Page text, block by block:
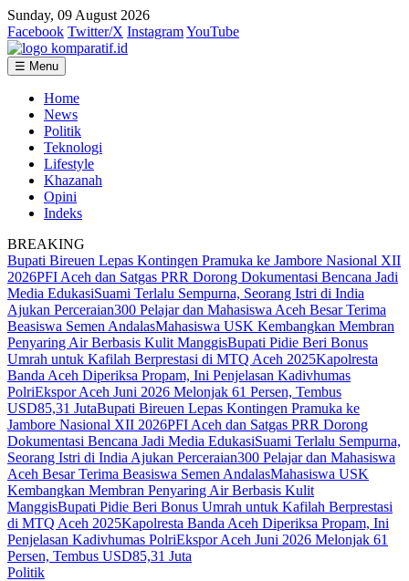
Sunday, 09 August 2026
Facebook Twitter/X InstagramYouTube
☰ Menu
Home
News
Politik
Teknologi
Lifestyle
Khazanah
Opini
Indeks
BREAKING
Bupati Bireuen Lepas Kontingen Pramuka ke Jambore Nasional XII
2026PFI Aceh dan Satgas PRR Dorong Dokumentasi Bencana Jadi
Media EdukasiSuami Terlalu Sempurna, Seorang Istri di India
Ajukan Perceraian300 Pelajar dan Mahasiswa Aceh Besar Terima
Beasiswa Semen AndalasMahasiswa USK Kembangkan Membran
Penyaring Air Berbasis Kulit ManggisBupati Pidie Beri Bonus
Umrah untuk Kafilah Berprestasi di MTQ Aceh 2025Kapolresta
Banda Aceh Diperiksa Propam, Ini Penjelasan Kadivhumas
PolriEkspor Aceh Juni 2026 Melonjak 61 Persen, Tembus
USD85,31 JutaBupati Bireuen Lepas Kontingen Pramuka ke
Jambore Nasional XII 2026PFI Aceh dan Satgas PRR Dorong
Dokumentasi Bencana Jadi Media EdukasiSuami Terlalu Sempurna,
Seorang Istri di India Ajukan Perceraian300 Pelajar dan Mahasiswa
Aceh Besar Terima Beasiswa Semen AndalasMahasiswa USK
Kembangkan Membran Penyaring Air Berbasis Kulit
ManggisBupati Pidie Beri Bonus Umrah untuk Kafilah Berprestasi
di MTQ Aceh 2025Kapolresta Banda Aceh Diperiksa Propam, Ini
Penjelasan Kadivhumas PolriEkspor Aceh Juni 2026 Melonjak 61
Persen, Tembus USD85,31 Juta
Politik